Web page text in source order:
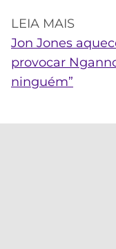
LEIA MAIS
Jon Jones
provocar
ninguém”